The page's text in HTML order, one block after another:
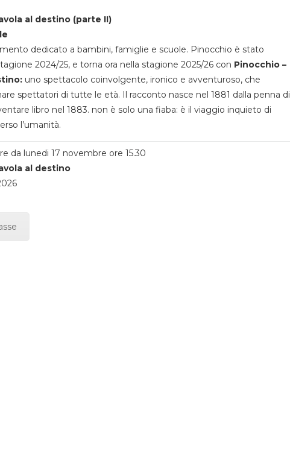
al destino (parte II)
dedicato a bambini, famiglie e scuole. Pinocchio è stato
2024/25, e torna ora nella stagione 2025/26 con Pinocchio –
uno spettacolo coinvolgente, ironico e avventuroso, che
spettatori di tutte le età. Il racconto nasce nel 1881 dalla penna di
libro nel 1883. non è solo una fiaba: è il viaggio inquieto di
l’umanità.
da lunedi 17 novembre ore 15.30
al destino